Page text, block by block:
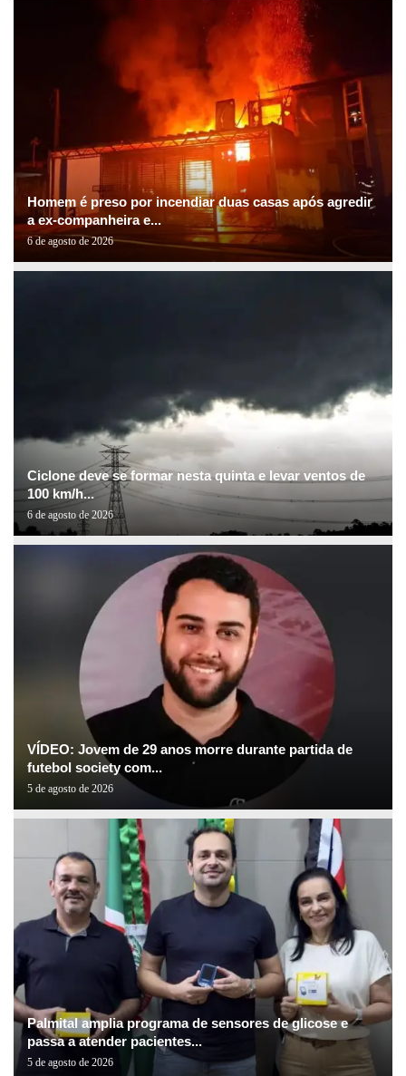
Homem é preso por incendiar duas casas após agredir
a ex-companheira e...
6 de agosto de 2026
Ciclone deve se formar nesta quinta e levar ventos de
100 km/h...
6 de agosto de 2026
VÍDEO: Jovem de 29 anos morre durante partida de
futebol society com...
5 de agosto de 2026
Palmital amplia programa de sensores de glicose e
passa a atender pacientes...
5 de agosto de 2026